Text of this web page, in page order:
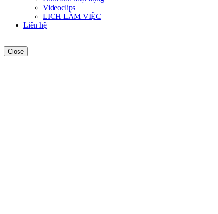
Videoclips
LICH LÀM VIỆC
Liên hệ
Close